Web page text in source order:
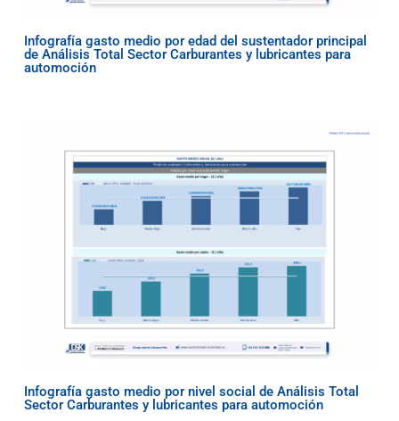
Infografía gasto medio por edad del sustentador principal
de Análisis Total Sector Carburantes y lubricantes para
automoción
Infografía gasto medio por nivel social de Análisis Total
Sector Carburantes y lubricantes para automoción